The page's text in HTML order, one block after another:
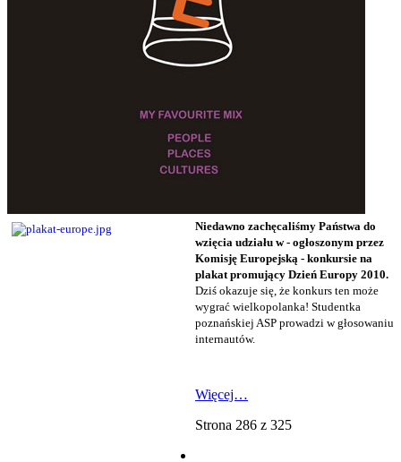
Niedawno zachęcaliśmy Państwa do
wzięcia udziału w - ogłoszonym przez
Komisję Europejską - konkursie na
plakat promujący Dzień Europy 2010.
Dziś okazuje się, że konkurs ten może
wygrać wielkopolanka! Studentka
poznańskiej ASP prowadzi w głosowaniu
internautów.
Więcej…
Strona 286 z 325